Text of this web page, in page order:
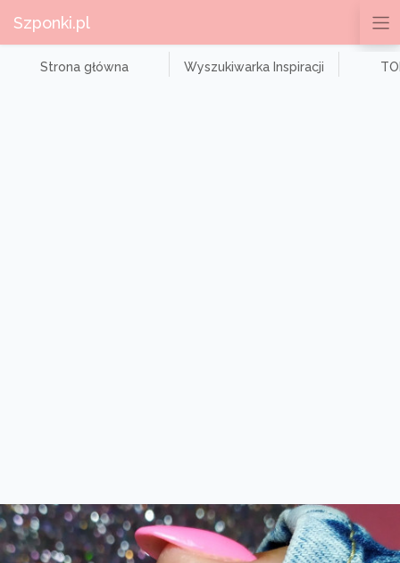
Szponki.pl
Strona główna Wyszukiwarka Inspiracji